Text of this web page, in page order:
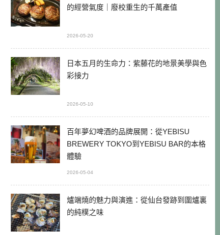
的經營氣度｜廢校重生的千萬產值
2026-05-20
日本五月的生命力：紫藤花的地景美學與色
彩接力
2026-05-10
百年夢幻啤酒的品牌展開：從YEBISU
BREWERY TOKYO到YEBISU BAR的本格
體驗
2026-05-04
爐端燒的魅力與演進：從仙台發跡到圍爐裏
的純樸之味